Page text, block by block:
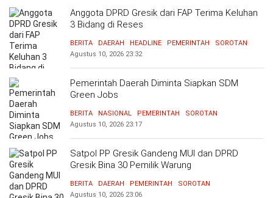
Anggota DPRD Gresik dari FAP Terima Keluhan
3 Bidang di Reses
BERITA DAERAH HEADLINE PEMERINTAH
SOROTAN
Agustus 10, 2026 23:32
Pemerintah Daerah Diminta Siapkan SDM
Green Jobs
BERITA NASIONAL PEMERINTAH
SOROTAN
Agustus 10, 2026 23:17
Satpol PP Gresik Gandeng MUI dan DPRD
Gresik Bina 30 Pemilik Warung
BERITA DAERAH PEMERINTAH
SOROTAN
Agustus 10, 2026 23:06